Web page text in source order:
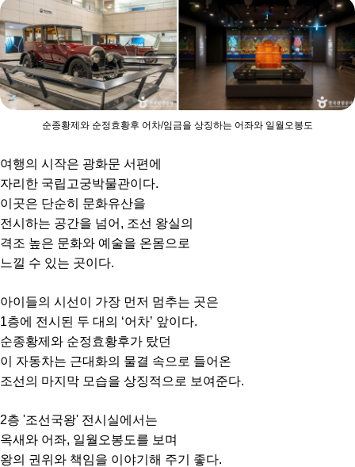
순종황제와 순정효황후 어차/임금을 상징하는 어좌와 일월오봉도
여행의 시작은 광화문 서편에
자리한 국립고궁박물관이다.
이곳은 단순히 문화유산을
전시하는 공간을 넘어, 조선 왕실의
격조 높은 문화와 예술을 온몸으로
느낄 수 있는 곳이다.
아이들의 시선이 가장 먼저 멈추는 곳은
1층에 전시된 두 대의 ‘어차’ 앞이다.
순종황제와 순정효황후가 탔던
이 자동차는 근대화의 물결 속으로 들어온
조선의 마지막 모습을 상징적으로 보여준다.
2층 '조선국왕' 전시실에서는
옥새와 어좌, 일월오봉도를 보며
왕의 권위와 책임을 이야기해 주기 좋다.